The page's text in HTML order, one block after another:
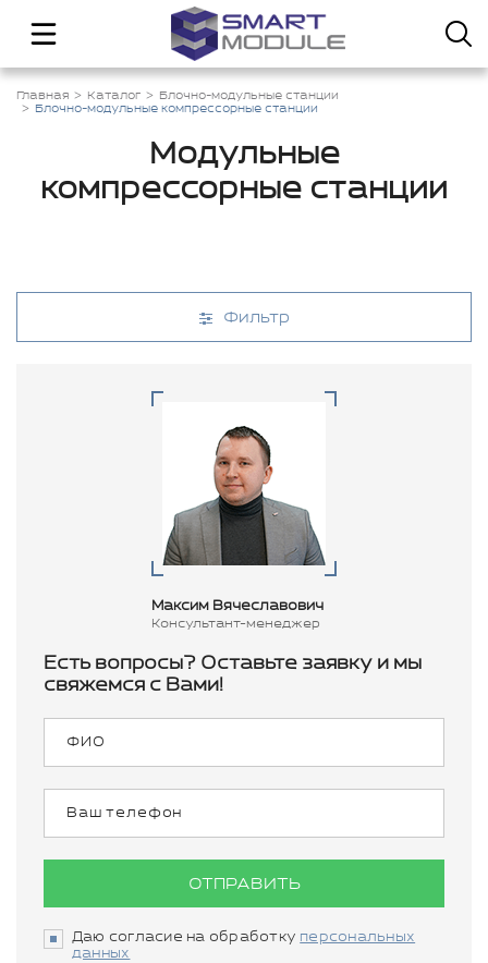
Главная Каталог
Блочно-модульные станции
Блочно-модульные компрессорные станции
Модульные
компрессорные станции
Фильтр
Максим Вячеславович
Консультант-менеджер
Есть вопросы? Оставьте заявку и мы
свяжемся с Вами!
ОТПРАВИТЬ
Даю согласие на обработку персональных
данных